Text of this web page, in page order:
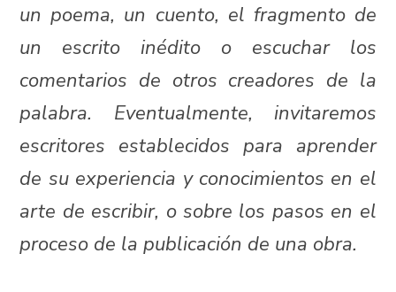
un poema, un cuento, el fragmento de
un escrito inédito o escuchar los
comentarios de otros creadores de la
palabra. Eventualmente, invitaremos
escritores establecidos para aprender
de su experiencia y conocimientos en el
arte de escribir, o sobre los pasos en el
proceso de la publicación de una obra.